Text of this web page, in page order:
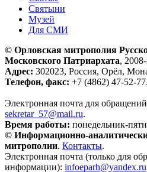
Святыни
Музей
Для СМИ
© Орловская митрополия
Московского Патриархата,
Адрес: 302023, Россия, Орёл,
Телефон, факс: +7 (4862) 47-52-77.
Электронная почта для
sekretar_57@mail.ru.
Время работы: понедельник-
© Информационно-
митрополии. Контакты.
Электронная почта (только для
информации): infoeparh@yandex.ru